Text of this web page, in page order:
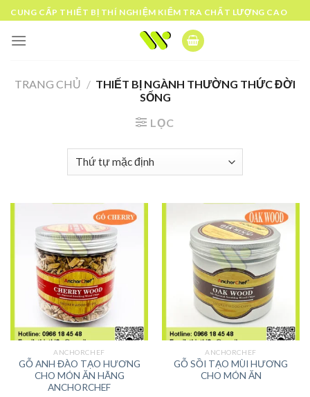
Skip
to
content
CUNG CẤP THIẾT BỊ THÍ NGHIỆM KIỂM TRA CHẤT LƯỢNG CAO
TRANG CHỦ / THIẾT BỊ NGÀNH THƯỜNG THỨC ĐỜI
SỐNG
LỌC
ANCHORCHEF
GỖ ANH ĐÀO TẠO HƯƠNG
CHO MÓN ĂN HÃNG
ANCHORCHEF
ANCHORCHEF
GỖ SỒI TẠO MÙI HƯƠNG
CHO MÓN ĂN